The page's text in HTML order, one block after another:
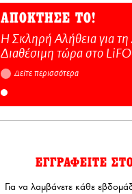
ΑΠΟΚΤΗΣΕ ΤΟ!
Η Σκληρή Αλήθεια για
Διαθέσιμη τώρα στo
Δείτε περισσότερα
ΕΓΓΡΑΦΕΙΤΕ
Για να λαμβάνετε κάθε